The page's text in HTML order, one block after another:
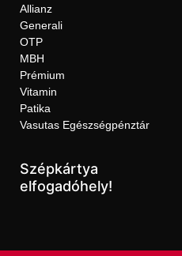
Allianz
Generali
OTP
MBH
Prémium
Vitamin
Patika
Vasutas Egészségpénztár
Szépkártya
elfogadóhely!